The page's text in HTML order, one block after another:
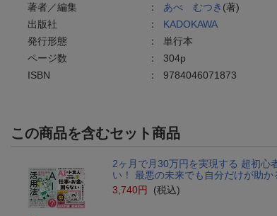
著者／編集
： あべ むつき (著)
出版社
： KADOKAWA
発行形態
： 単行本
ページ数
： 304p
ISBN
： 9784046071873
この商品を含むセット商品
2ヶ月で月30万円を実現する 超初心
い！ 最悪の未来でも自分だけが助か
3,740円
(税込)